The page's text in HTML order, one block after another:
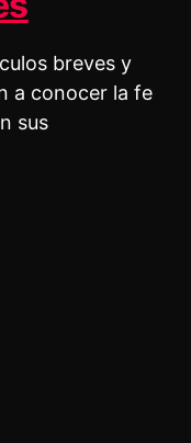
breves y
a conocer la fe
sus